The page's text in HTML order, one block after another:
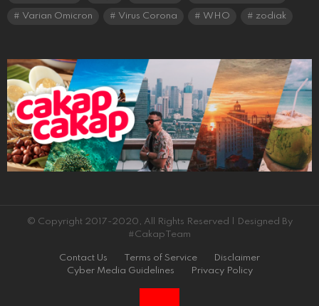
Varian Omicron Virus Corona WHO zodiak
© Copyright 2017-2020, All Rights Reserved | Designed By
#CakapTeam
Contact Us Terms of Service
Disclaimer
Cyber Media Guidelines
Privacy Policy